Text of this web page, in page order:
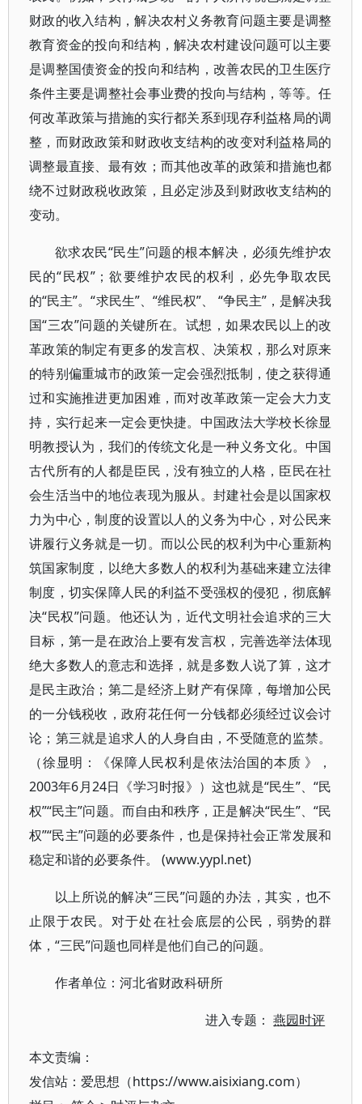
财政的收入结构，解决农村义务教育问题主要是调整
教育资金的投向和结构，解决农村建设问题可以主要
是调整国债资金的投向和结构，改善农民的卫生医疗
条件主要是调整社会事业费的投向与结构，等等。任
何改革政策与措施的实行都关系到现存利益格局的调
整，而财政政策和财政收支结构的改变对利益格局的
调整最直接、最有效；而其他改革的政策和措施也都
绕不过财政税收政策，且必定涉及到财政收支结构的
变动。
欲求农民“民生”问题的根本解决，必须先维护农
民的“民权”；欲要维护农民的权利，必先争取农民
的“民主”。“求民生”、“维民权”、 “争民主”，是解决我
国“三农”问题的关键所在。试想，如果农民以上的改
革政策的制定有更多的发言权、决策权，那么对原来
的特别偏重城市的政策一定会强烈抵制，使之获得通
过和实施推进更加困难，而对改革政策一定会大力支
持，实行起来一定会更快捷。中国政法大学校长徐显
明教授认为，我们的传统文化是一种义务文化。中国
古代所有的人都是臣民，没有独立的人格，臣民在社
会生活当中的地位表现为服从。封建社会是以国家权
力为中心，制度的设置以人的义务为中心，对公民来
讲履行义务就是一切。而以公民的权利为中心重新构
筑国家制度，以绝大多数人的权利为基础来建立法律
制度，切实保障人民的利益不受强权的侵犯，彻底解
决“民权”问题。他还认为，近代文明社会追求的三大
目标，第一是在政治上要有发言权，完善选举法体现
绝大多数人的意志和选择，就是多数人说了算，这才
是民主政治；第二是经济上财产有保障，每增加公民
的一分钱税收，政府花任何一分钱都必须经过议会讨
论；第三就是追求人的人身自由，不受随意的监禁。
（徐显明：《保障人民权利是依法治国的本质 》，
2003年6月24日《学习时报》）这也就是“民生”、“民
权”“民主”问题。而自由和秩序，正是解决“民生”、“民
权”“民主”问题的必要条件，也是保持社会正常发展和
稳定和谐的必要条件。 (www.yypl.net)
以上所说的解决“三民”问题的办法，其实，也不
止限于农民。对于处在社会底层的公民，弱势的群
体，“三民”问题也同样是他们自己的问题。
作者单位：河北省财政科研所
进入专题：燕园时评
本文责编：
发信站：爱思想（https://www.aisixiang.com）